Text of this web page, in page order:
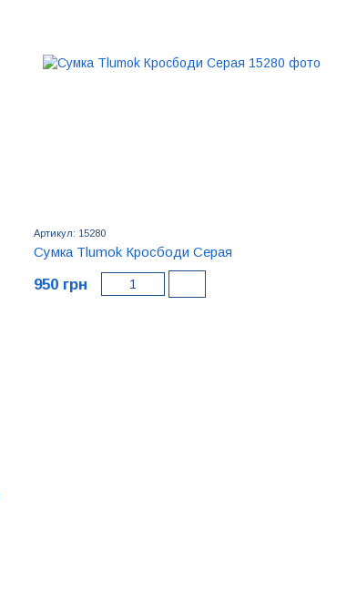
Артикул: 15280
Сумка Tlumok Кросбоди Серая
950 грн